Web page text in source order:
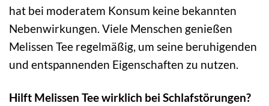
hat bei moderatem Konsum keine bekannten
Nebenwirkungen. Viele Menschen genießen
Melissen Tee regelmäßig, um seine beruhigenden
und entspannenden Eigenschaften zu nutzen.
Hilft Melissen Tee wirklich bei Schlafstörungen?